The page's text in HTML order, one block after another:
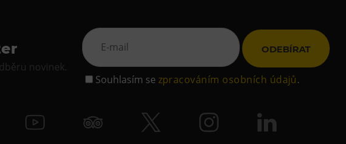
novinek.
ODEBÍRAT
Souhlasím se zpracováním osobních údajů.